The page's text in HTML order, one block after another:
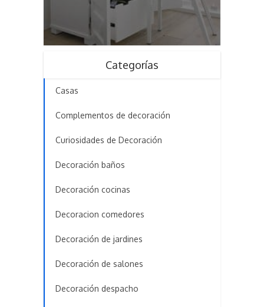
Categorías
Casas
Complementos de decoración
Curiosidades de Decoración
Decoración baños
Decoración cocinas
Decoracion comedores
Decoración de jardines
Decoración de salones
Decoración despacho